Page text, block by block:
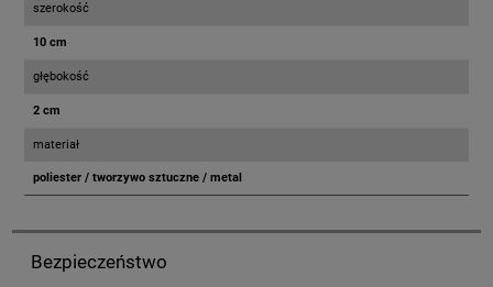
szerokość
10 cm
głębokość
2 cm
materiał
poliester / tworzywo sztuczne / metal
Bezpieczeństwo